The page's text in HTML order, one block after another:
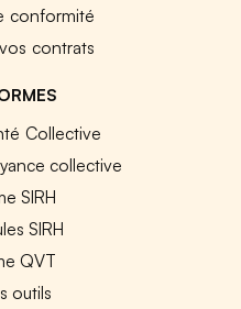
conformité
contrats
Collective
collective
SIRH
SIRH
QVT
outils